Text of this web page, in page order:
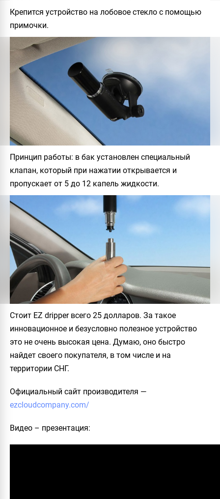
Крепится устройство на лобовое стекло с помощью
примочки.
Принцип работы: в бак установлен специальный
клапан, который при нажатии открывается и
пропускает от 5 до 12 капель жидкости.
Стоит EZ dripper всего 25 долларов. За такое
инновационное и безусловно полезное устройство
это не очень высокая цена. Думаю, оно быстро
найдет своего покупателя, в том числе и на
территории СНГ.
Официальный сайт производителя —
ezcloudcompany.com/
Видео – презентация: